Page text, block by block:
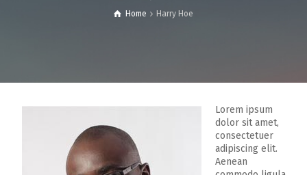
Home Harry Hoe
Lorem ipsum
dolor sit amet,
consectetuer
adipiscing elit.
Aenean